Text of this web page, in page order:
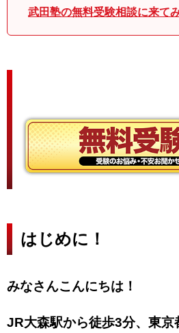
武田塾の無料受験相談に来て
はじめに！
みなさんこんにちは！
JR大森駅から徒歩3分、東京